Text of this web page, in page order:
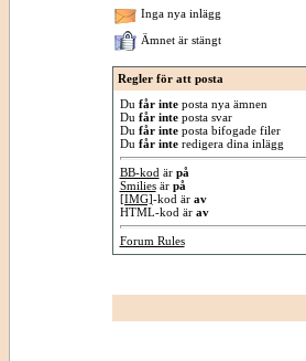
Inga nya inlägg
Ämnet är stängt
Regler för att posta
Du får inteposta nya ämnen
Du får inteposta svar
Du får inteposta bifogade filer
Du får interedigera dina inlägg
BB-kod är på
Smiliesär på
[IMG]-kod är av
HTML-kod är av
Forum Rules